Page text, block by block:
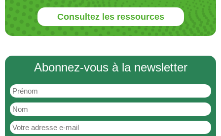
Consultez les ressources
Abonnez-vous à la newsletter